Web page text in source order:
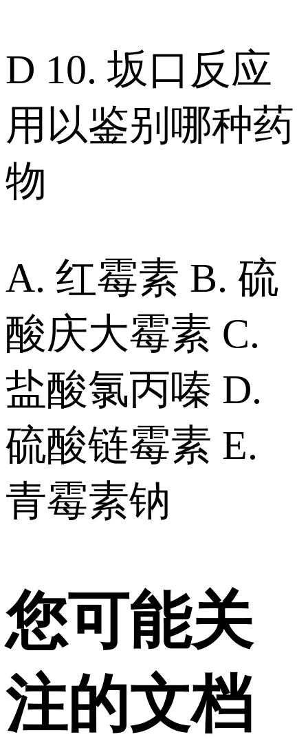
D 10. 坂口反应
用以鉴别哪种药
物
A. 红霉素 B. 硫
酸庆大霉素 C.
盐酸氯丙嗪 D.
硫酸链霉素 E.
青霉素钠
您可能关
注的文档